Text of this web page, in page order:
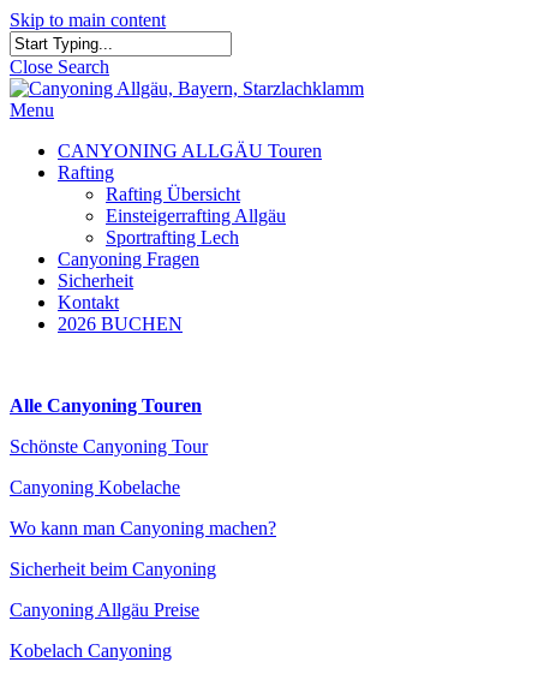
Skip to main content
Close Search
Menu
CANYONING ALLGÄU Touren
Rafting
Rafting Übersicht
Einsteigerrafting Allgäu
Sportrafting Lech
Canyoning Fragen
Sicherheit
Kontakt
2026 BUCHEN
Alle Canyoning Touren
Schönste Canyoning Tour
Canyoning Kobelache
Wo kann man Canyoning machen?
Sicherheit beim Canyoning
Canyoning Allgäu Preise
Kobelach Canyoning